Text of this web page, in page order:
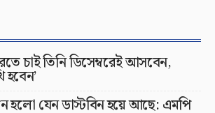
চাই তিনি ডিসেম্বরেই আসবেন,
হলো যেন ডাস্টবিন হয়ে আছে: এমপি